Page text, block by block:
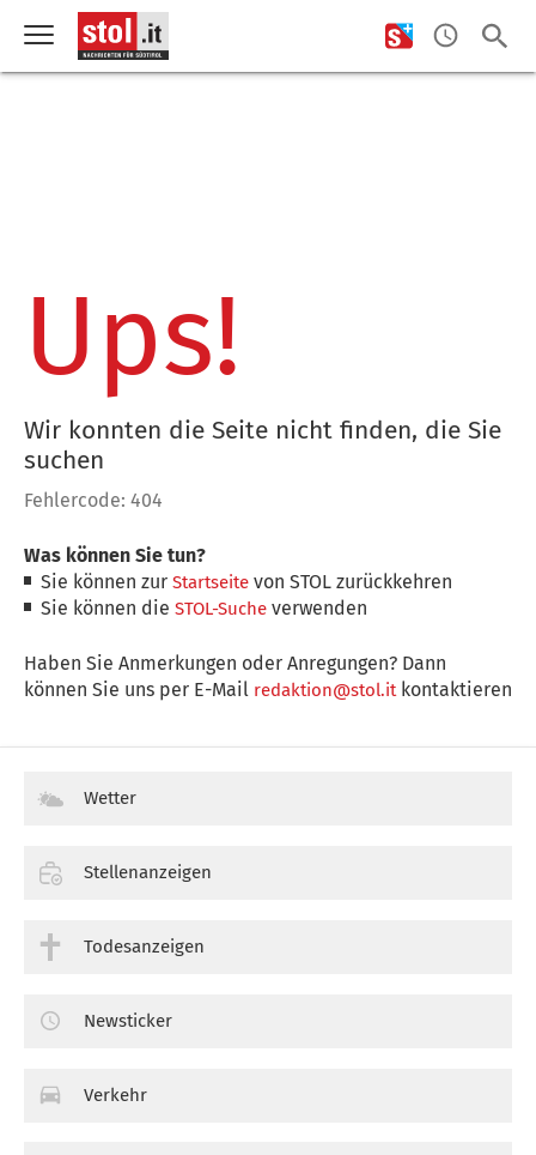
Ups!
Wir konnten die Seite nicht finden, die Sie
suchen
Fehlercode: 404
Was können Sie tun?
Sie können zurStartseite von STOL zurückkehren
Sie können dieSTOL-Suche verwenden
Haben Sie Anmerkungen oder Anregungen? Dann
können Sie uns per E-Mail redaktion@stol.itkontaktieren
Wetter
Stellenanzeigen
Todesanzeigen
Newsticker
Verkehr